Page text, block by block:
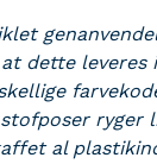
dette
al